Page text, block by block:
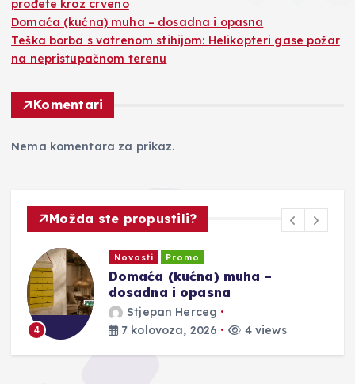
prođete kroz crveno
Domaća (kućna) muha – dosadna i opasna
Teška borba s vatrenom stihijom: Helikopteri gase požar
na nepristupačnom terenu
Komentari
Nema komentara za prikaz.
Možda ste propustili?
4
Novosti Promo
Domaća (kućna) muha –
dosadna i opasna
Stjepan Herceg
7 kolovoza, 2026
4 views